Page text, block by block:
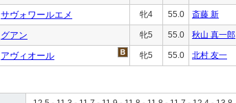
サヴォワールエメ 牝4 55.0 斎藤 新
グアン 牝5 55.0 秋山 真一郎
アヴィオール 牝5 55.0 北村 友一